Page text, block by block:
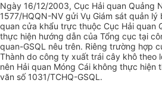
Ngày 16/12/2003, Cục Hải quan Quảng
1577/HQQN-NV gửi Vụ Giám sát quản
quan cửa khẩu trực thuộc Cục Hải quan
thực hiện hướng dẫn của Tổng cục tại
quan-GSQL nêu trên. Riêng trường hợp
Thành do công ty xuất trái cây khô theo
nên Hải quan Móng Cái không thực hiện
văn số 1031/TCHQ-GSQL.